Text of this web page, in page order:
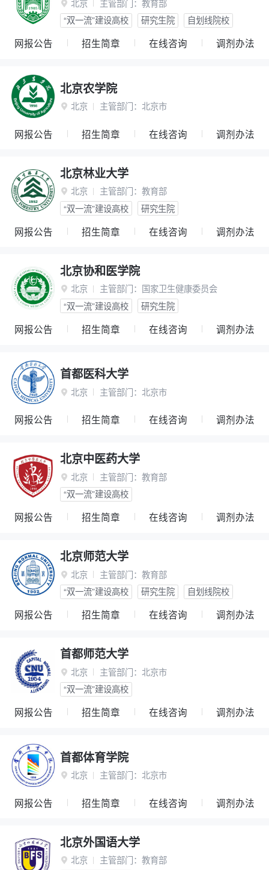
 北京 主管部门： 教育部
“双一流”建设高校
研究生院 自划线院校
网报公告 招生简章 在线咨询 调剂办法
北京农学院
 北京 主管部门： 北京市
网报公告 招生简章 在线咨询 调剂办法
北京林业大学
 北京 主管部门： 教育部
“双一流”建设高校
研究生院
网报公告 招生简章 在线咨询 调剂办法
北京协和医学院
 北京 主管部门： 国家卫生健康委员会
“双一流”建设高校
研究生院
网报公告 招生简章 在线咨询 调剂办法
首都医科大学
 北京 主管部门： 北京市
网报公告 招生简章 在线咨询 调剂办法
北京中医药大学
 北京 主管部门： 教育部
“双一流”建设高校
网报公告 招生简章 在线咨询 调剂办法
北京师范大学
 北京 主管部门： 教育部
“双一流”建设高校
研究生院 自划线院校
网报公告 招生简章 在线咨询 调剂办法
首都师范大学
 北京 主管部门： 北京市
“双一流”建设高校
网报公告 招生简章 在线咨询 调剂办法
首都体育学院
 北京 主管部门： 北京市
网报公告 招生简章 在线咨询 调剂办法
北京外国语大学
 北京 主管部门： 教育部